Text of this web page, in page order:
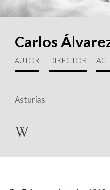
Carlos
AUTOR DIRECTOR
Asturias
W